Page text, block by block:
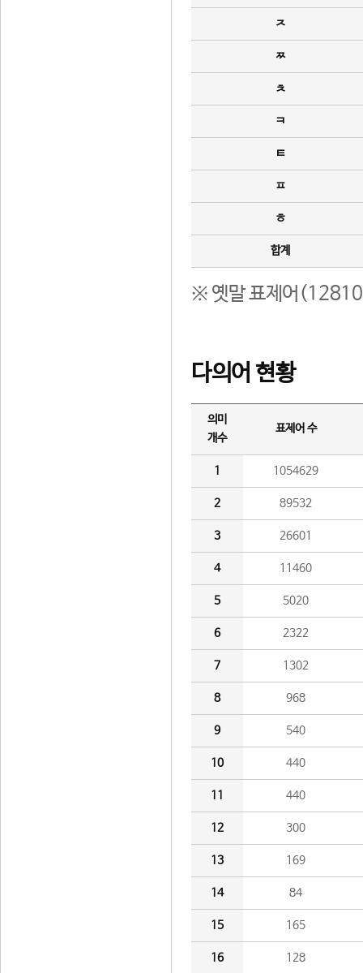
ㅈ
ㅉ
ㅊ
ㅋ
ㅌ
ㅍ
ㅎ
합계
※ 옛말 표제어(12810
다의어 현황
의미
개수
표제어 수
1 1054629
2 89532
3 26601
4 11460
5 5020
6 2322
7 1302
8 968
9 540
10 440
11 440
12 300
13 169
14 84
15 165
16 128